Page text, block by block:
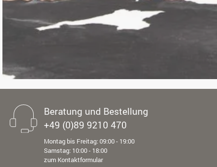
Beratung und Bestellung
+49 (0)89 9210 470
Montag bis Freitag: 09:00 - 19:00
Samstag: 10:00 - 18:00
zum Kontaktformular